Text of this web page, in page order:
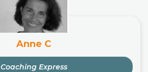
Anne C
Coaching Express